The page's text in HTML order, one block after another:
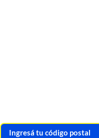
Ingresá tu código postal